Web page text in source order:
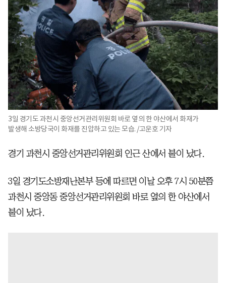
3일 경기도 과천시 중앙선거관리위원회 바로 옆의 한 야산에서 화재가
발생해 소방당국이 화재를 진압하고 있는 모습. /고운호 기자
경기 과천시 중앙선거관리위원회 인근 산에서 불이 났다.
3일 경기도소방재난본부 등에 따르면 이날 오후 7시 50분쯤
과천시 중앙동 중앙선거관리위원회 바로 옆의 한 야산에서
불이 났다.